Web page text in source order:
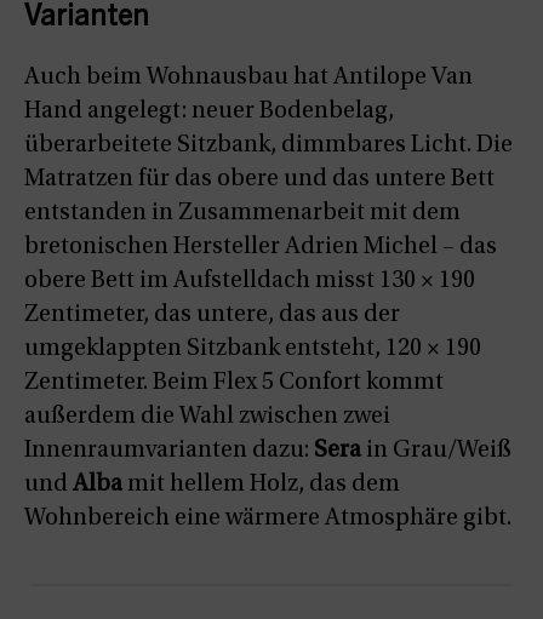
Varianten
Auch beim Wohnausbau hat Antilope Van
Hand angelegt: neuer Bodenbelag,
überarbeitete Sitzbank, dimmbares Licht. Die
Matratzen für das obere und das untere Bett
entstanden in Zusammenarbeit mit dem
bretonischen Hersteller Adrien Michel – das
obere Bett im Aufstelldach misst 130 × 190
Zentimeter, das untere, das aus der
umgeklappten Sitzbank entsteht, 120 × 190
Zentimeter. Beim Flex 5 Confort kommt
außerdem die Wahl zwischen zwei
Innenraumvarianten dazu: Sera in Grau/Weiß
und Alba mit hellem Holz, das dem
Wohnbereich eine wärmere Atmosphäre gibt.